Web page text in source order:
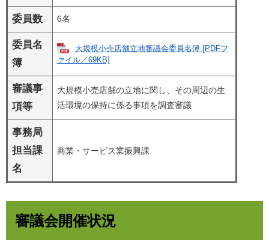
委員数 6名
委員名
簿
大規模小売店舗立地審議会委員名簿 [PDFフ
ァイル／69KB]
審議事
項等
大規模小売店舗の立地に関し、その周辺の生
活環境の保持に係る事項を調査審議
事務局
担当課
名
商業・サービス業振興課
審議会開催状況